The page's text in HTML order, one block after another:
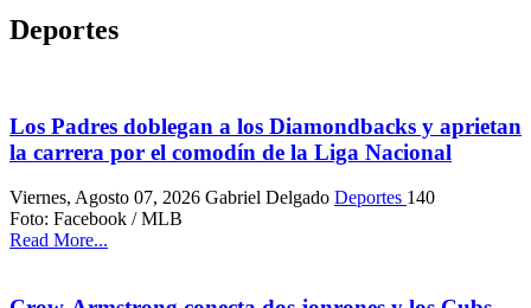
Deportes
Los Padres doblegan a los Diamondbacks y aprietan
la carrera por el comodín de la Liga Nacional
Viernes, Agosto 07, 2026 Gabriel Delgado Deportes 140
Foto: Facebook / MLB
Read More...